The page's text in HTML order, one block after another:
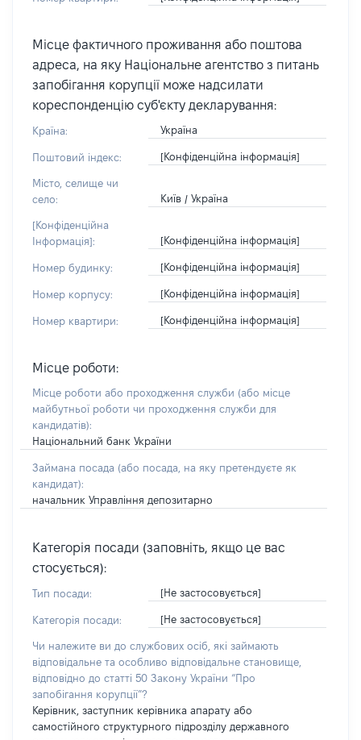
Місце фактичного проживання або поштова
адреса, на яку Національне агентство з питань
запобігання корупції може надсилати
кореспонденцію суб'єкту декларування:
Країна: Україна
Поштовий індекс: [Конфіденційна інформація]
Місто, селище чи
село:
Київ / Україна
[Конфіденційна
Інформація]:
[Конфіденційна інформація]
Номер будинку: [Конфіденційна інформація]
Номер корпусу: [Конфіденційна інформація]
Номер квартири: [Конфіденційна інформація]
Місце роботи:
Місце роботи або проходження служби (або місце
майбутньої роботи чи проходження служби для
кандидатів):
Національний банк України
Займана посада (або посада, на яку претендуєте як
кандидат):
начальник Управління депозитарно
Категорія посади (заповніть, якщо це вас
стосується):
Тип посади: [Не застосовується]
Категорія посади: [Не застосовується]
Чи належите ви до службових осіб, які займають
відповідальне та особливо відповідальне становище,
відповідно до статті 50 Закону України “Про
запобігання корупції”?
Керівник, заступник керівника апарату або
самостійного структурного підрозділу державного